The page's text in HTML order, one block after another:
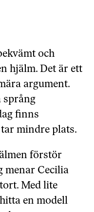
och
hjälm. Det är ett
argument.
språng
finns
mindre plats.
förstör
menar Cecilia
Med lite
en modell